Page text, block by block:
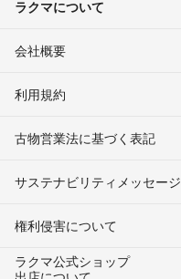
ラクマについて
会社概要
利用規約
古物営業法に基づく表記
サステナビリティメッセージ
権利侵害について
ラクマ公式ショップ